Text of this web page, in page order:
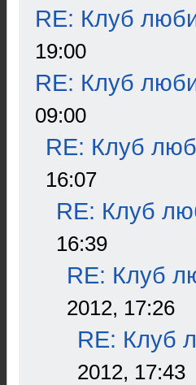
RE: Клуб
19:00
RE: Клуб
09:00
RE: Клуб
16:07
RE: Клуб
16:39
RE: Клуб
2012, 17:26
RE: Клуб
2012, 17:43